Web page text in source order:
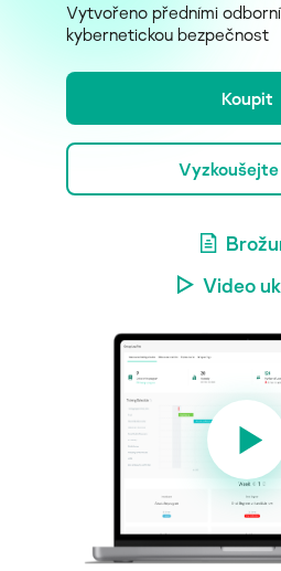
Vytvořeno předními
kybernetickou bezpečnost
Koupit
Video